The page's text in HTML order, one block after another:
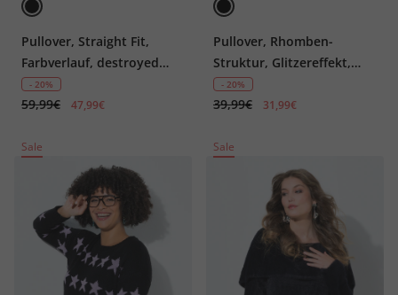
Pullover, Straight Fit,
Farbverlauf, destroyed
Saum
- 20%
59,99€ 47,99€
Pullover, Rhomben-
Struktur, Glitzereffekt,
weiter Stehkragen
- 20%
39,99€ 31,99€
Sale Sale